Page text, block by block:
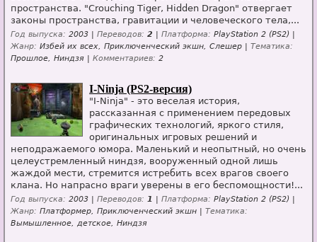
пространства. "Crouching Tiger, Hidden Dragon" отвергает
законы пространства, гравитации и человеческого тела,...
Год выпуска: 2003 | Переводов: 2 Платформа: PlayStation 2 (PS2) |
Жанр: Избей их всех, Приключенческий экшн, Слешер | Тематика:
Прошлое, Ниндзя | Комментариев: 2
I-Ninja (PS2-версия)
"I-Ninja" - это веселая история,
рассказанная с применением передовых
графических технологий, яркого стиля,
оригинальных игровых решений и
неподражаемого юмора. Маленький и неопытный, но очень
целеустремленный ниндзя, вооруженный одной лишь
жаждой мести, стремится истребить всех врагов своего
клана. Но напрасно враги уверены в его беспомощности!...
Год выпуска: 2003 | Переводов: 1 Платформа: PlayStation 2 (PS2) |
Жанр: Платформер, Приключенческий экшн | Тематика:
Вымышленное, детское, Ниндзя